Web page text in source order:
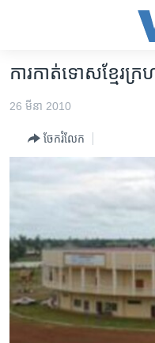
គេហទំព័រ​
រំលង​
ម្តង
រំលង​
ចូល​
ទៅ​
កម្ពុជា
អន្តរជាតិ
អាមេរិក
ព្រឹត្តិការណ៍ព័ត៌មាន
ទូរទស្សន៍ / វីដេអូ​
វិទ្យុ / ផតខាសថ៍
ការកាត់ទោសខ្មែរក្
26 មីនា 2010
ចែករំលែក